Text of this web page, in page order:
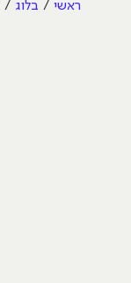
ראשי בלוג